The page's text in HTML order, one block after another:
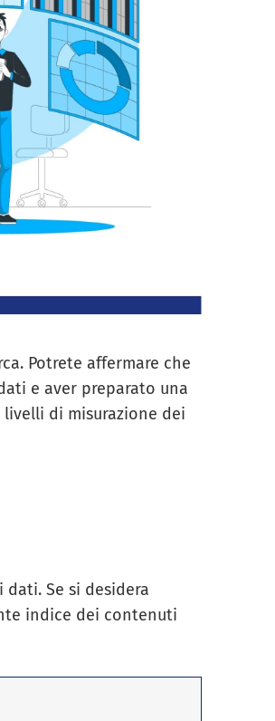
Potrete affermare che
e aver preparato una
di misurazione dei
Se si desidera
indice dei contenuti